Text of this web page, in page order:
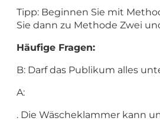
Tipp: Beginnen Sie mit
Sie dann zu Methode Zwei
Häufige Fragen:
B: Darf das Publikum alles
A:
. Die Wäscheklammer kann